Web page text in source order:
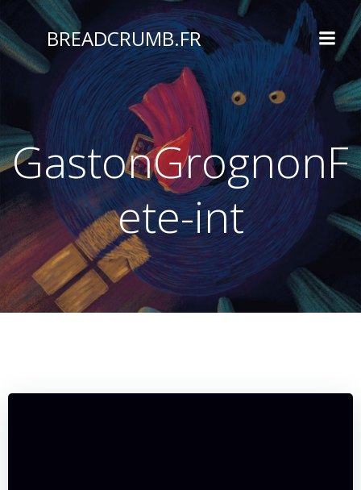
Aller
au
contenu
BREADCRUMB.FR
GastonGrognonF
ete-int